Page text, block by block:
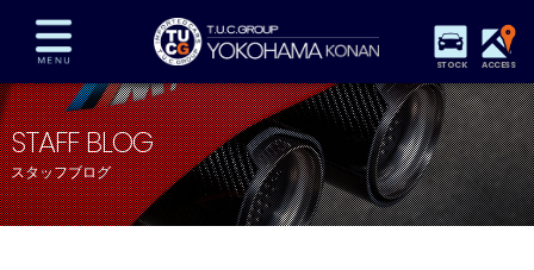
STOCK ACCESS
在庫車両情報 保証&サービス パーツリスト
TUCとは？ 店舗情報 アクセスマップ
全国納車 特別作業 注文販売
STAFF BLOG
スタッフブログ